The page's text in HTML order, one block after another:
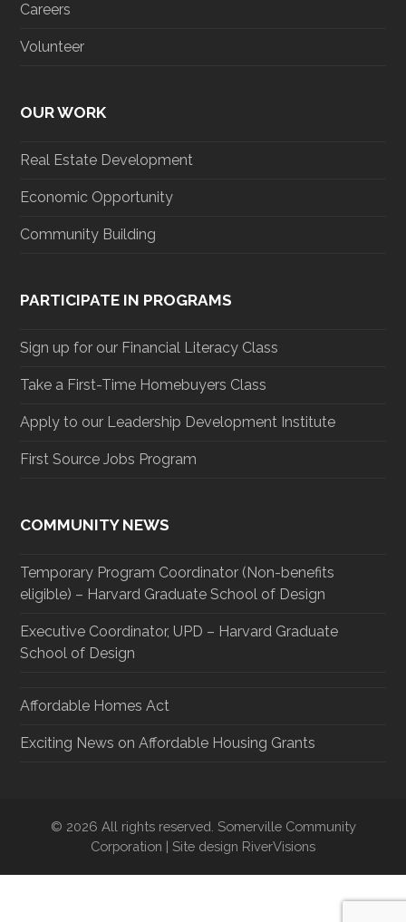
Careers
Volunteer
OUR WORK
Real Estate Development
Economic Opportunity
Community Building
PARTICIPATE IN PROGRAMS
Sign up for our Financial Literacy Class
Take a First-Time Homebuyers Class
Apply to our Leadership Development Institute
First Source Jobs Program
COMMUNITY NEWS
Temporary Program Coordinator (Non-benefits
eligible) – Harvard Graduate School of Design
Executive Coordinator, UPD – Harvard Graduate
School of Design
Affordable Homes Act
Exciting News on Affordable Housing Grants
© 2026 All rights reserved. Somerville Community
Corporation | Site design RiverVisions